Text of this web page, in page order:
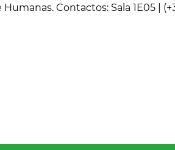
Contactos: Sala 1E05 |